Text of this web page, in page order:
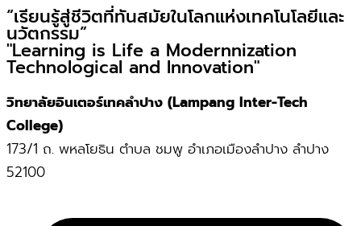
“เรียนรู้สู่ชีวิตที่ทันสมัยในโลกแห่งเทคโนโลยีและ
นวัตกรรม”
"Learning is Life a Modernnization
Technological and Innovation"
วิทยาลัยอินเตอร์เทคลำปาง (Lampang Inter-Tech
College)
173/1 ถ. พหลโยธิน ตำบล ชมพู อำเภอเมืองลำปาง ลำปาง
52100